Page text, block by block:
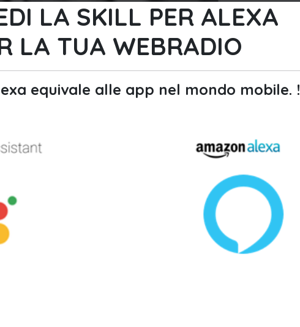
LA SKILL PER ALEXA
LA TUA WEBRADIO
equivale alle app nel mondo mobile. !